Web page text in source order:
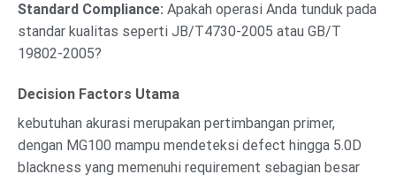
Standard Compliance: Apakah operasi Anda tunduk pada
standar kualitas seperti JB/T4730-2005 atau GB/T
19802-2005?
Decision Factors Utama
kebutuhan akurasi merupakan pertimbangan primer,
dengan MG100 mampu mendeteksi defect hingga 5.0D
blackness yang memenuhi requirement sebagian besar